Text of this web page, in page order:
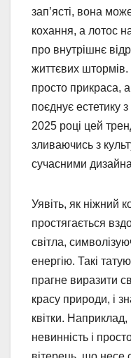
зап’ясті, вона
кохання, а лотос
про внутрішнє
життєвих штормів.
просто прикраса,
поєднує естетику
2025 році цей
зливаючись з
сучасними
Уявіть, як ніжний
простягається
світла,
енергію. Такі
прагне виразити
красу природи, і
квітки.
невинність і